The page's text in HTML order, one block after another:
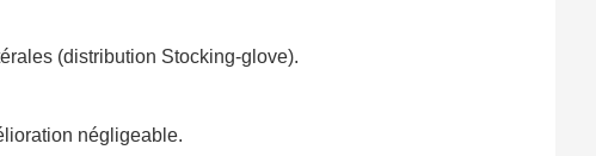
(distribution Stocking-glove).
négligeable.